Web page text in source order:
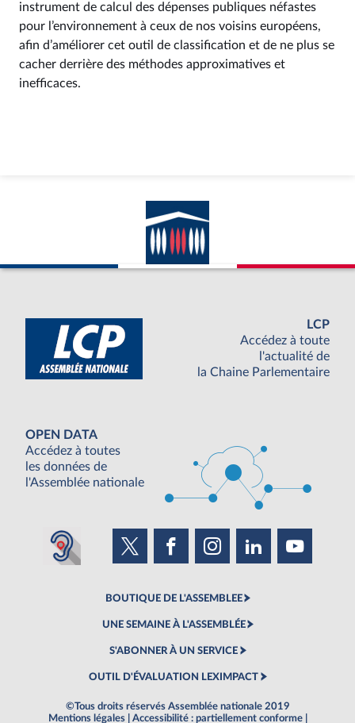
instrument de calcul des dépenses publiques néfastes
pour l’environnement à ceux de nos voisins européens,
afin d’améliorer cet outil de classification et de ne plus se
cacher derrière des méthodes approximatives et
inefficaces.
LCP
Accédez à toute
l'actualité de
la Chaine Parlementaire
OPEN DATA
Accédez à toutes
les données de
l'Assemblée nationale
BOUTIQUE DE L'ASSEMBLEE
UNE SEMAINE À L'ASSEMBLÉE
S'ABONNER À UN SERVICE
OUTIL D'ÉVALUATION LEXIMPACT
©Tous droits réservés Assemblée nationale 2019
Mentions légales
Accessibilité : partiellement conforme